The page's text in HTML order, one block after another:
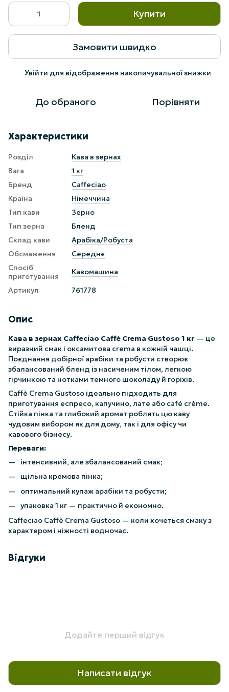
Купити
Замовити швидко
Увійти для відображення накопичувальної знижки
До обраного Порівняти
Характеристики
Розділ
Кава в зернах
Вага
1 кг
Бренд
Caffeciao
Країна
Німеччина
Тип кави
Зерно
Тип зерна
Бленд
Склад кави
Арабіка/Робуста
Обсмаження
Середнє
Спосіб
приготування
Кавомашина
Артикул
761778
Опис
Кава в зернах Caffeciao Caffè Crema Gustoso 1 кг — це
виразний смак і оксамитова crema в кожній чашці.
Поєднання добірної арабіки та робусти створює
збалансований бленд із насиченим тілом, легкою
гірчинкою та нотками темного шоколаду й горіхів.
Caffè Crema Gustoso ідеально підходить для
приготування еспресо, капучино, лате або café crème.
Стійка пінка та глибокий аромат роблять цю каву
чудовим вибором як для дому, так і для офісу чи
кавового бізнесу.
Переваги:
інтенсивний, але збалансований смак;
щільна кремова пінка;
оптимальний купаж арабіки та робусти;
упаковка 1 кг — практично й економно.
Caffeciao Caffè Crema Gustoso — коли хочеться смаку з
характером і ніжності водночас.
Відгуки
Додайте перший відгук
Написати відгук